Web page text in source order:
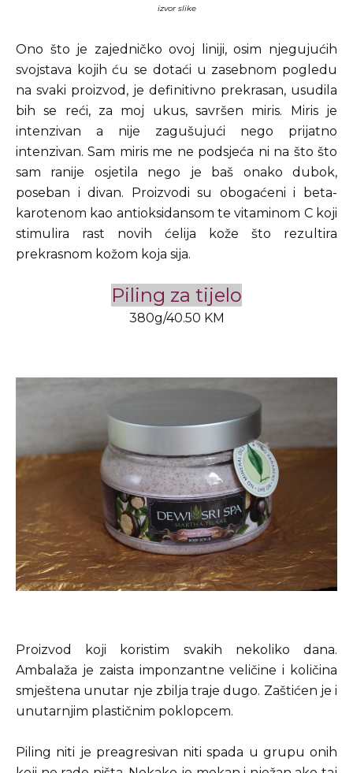
izvor slike
Ono što je zajedničko ovoj liniji, osim njegujućih
svojstava kojih ću se dotaći u zasebnom pogledu
na svaki proizvod, je definitivno prekrasan, usudila
bih se reći, za moj ukus, savršen miris. Miris je
intenzivan a nije zagušujući nego prijatno
intenzivan. Sam miris me ne podsjeća ni na što što
sam ranije osjetila nego je baš onako dubok,
poseban i divan. Proizvodi su obogaćeni i beta-
karotenom kao antioksidansom te vitaminom C koji
stimulira rast novih ćelija kože što rezultira
prekrasnom kožom koja sija.
Piling za tijelo
380g/40.50 KM
Proizvod koji koristim svakih nekoliko dana.
Ambalaža je zaista imponzantne veličine i količina
smještena unutar nje zbilja traje dugo. Zaštićen je i
unutarnjim plastičnim poklopcem.
Piling niti je preagresivan niti spada u grupu onih